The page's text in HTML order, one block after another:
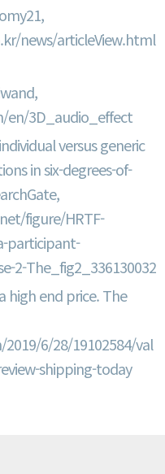
news/articleView.html
en/3D_audio_effect
versus generic
in six-degrees-of-
figure/HRTF-
participant-
2-The_fig2_336130032
high end price. The
6/28/19102584/val
shipping-today